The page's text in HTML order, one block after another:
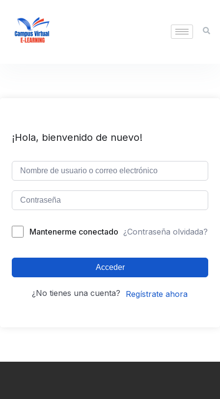
¡Hola, bienvenido de nuevo!
Mantenerme conectado ¿Contraseña olvidada?
Acceder
¿No tienes una cuenta? Regístrate ahora